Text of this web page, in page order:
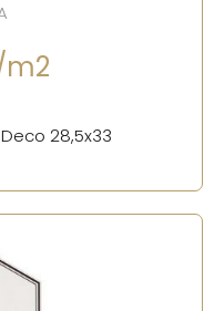
m2
28,5x33